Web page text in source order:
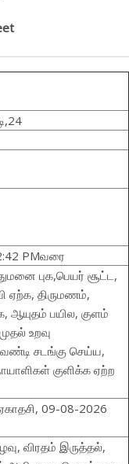
PMவரை
புக,பெயர் சூட்ட,
ஏற்க, திருமணம்,
ஆயுதம் பயில, குளம்
உறவு
சடங்கு செய்ய,
குளிக்க ஏற்ற
09-08-2026
விரதம் இருத்தல்,